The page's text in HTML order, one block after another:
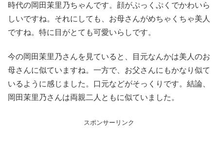
時代の岡田茉里乃ちゃんです。顔がぷっくぷくでかわいら
しいですね。それにしても、お母さんがめちゃくちゃ美人
ですね。特に目がとても可愛いらしです。
今の岡田茉里乃さんを見ていると、目元なんかは美人のお
母さんに似ていますね。一方で、お父さんにもかなり似て
いるように感じました。口元などがそっくりです。結論、
岡田茉里乃さんは両親二人ともに似ていました。
スポンサーリンク